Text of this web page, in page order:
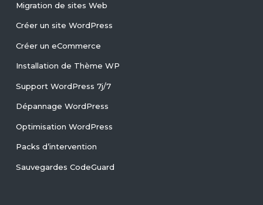
Migration de sites Web
Créer un site WordPress
Créer un eCommerce
Installation de Thème WP
Support WordPress 7j/7
Dépannage WordPress
Optimisation WordPress
Packs d’intervention
Sauvegardes CodeGuard